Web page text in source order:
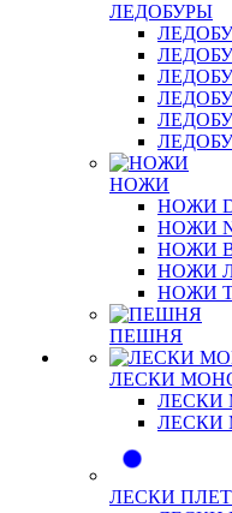
ЛЕДОБУРЫ
НОЖИ
НОЖИ
НОЖИ
НОЖИ
НОЖИ
НОЖИ
ПЕШНЯ
ЛЕСКИ
ЛЕСКИ
ЛЕСКИ
ЛЕСКИ